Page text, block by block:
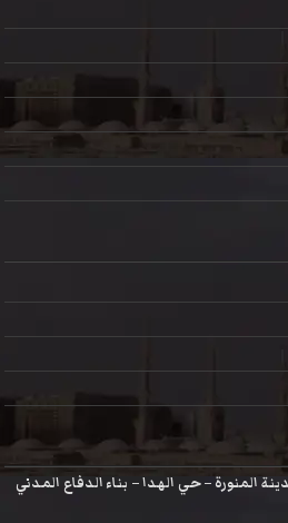
المنورة – حي الهدا – بناء الدفاع المدني